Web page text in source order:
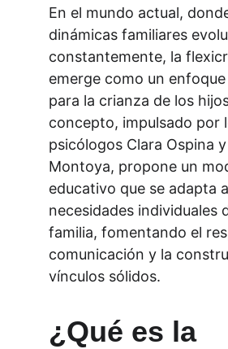
En el mundo actual,
dinámicas familiares
constantemente, la
emerge como un
para la crianza de los
concepto, impulsado por
psicólogos Clara Ospina
Montoya, propone un
educativo que se adapta
necesidades individuales
familia, fomentando el
comunicación y la
vínculos sólidos.
¿Qué es la